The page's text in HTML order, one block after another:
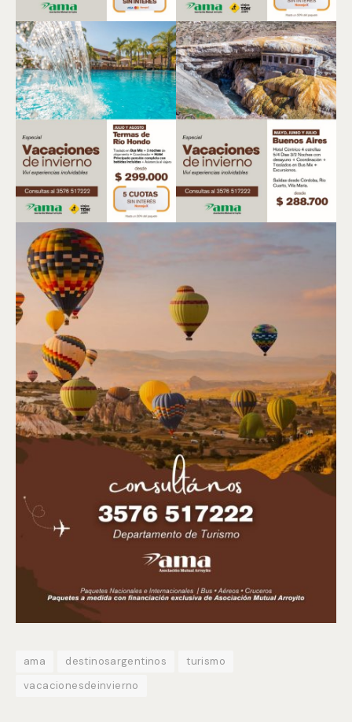
ama destinosargentinos
turismo
vacacionesdeinvierno